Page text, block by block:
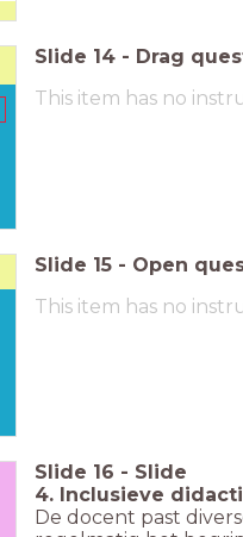
Slide 14 - Drag
This item has no
Slide 15 - Open
This item has no
Slide 16 - Slide
4. Inclusieve
De docent past